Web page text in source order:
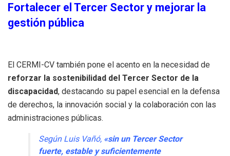
Fortalecer el Tercer Sector y mejorar la
gestión pública
El CERMI-CV también pone el acento en la necesidad de
reforzar la sostenibilidad del Tercer Sector de la
discapacidad, destacando su papel esencial en la defensa
de derechos, la innovación social y la colaboración con las
administraciones públicas.
Según Luis Vañó, «sin un Tercer Sector
fuerte, estable y suficientemente